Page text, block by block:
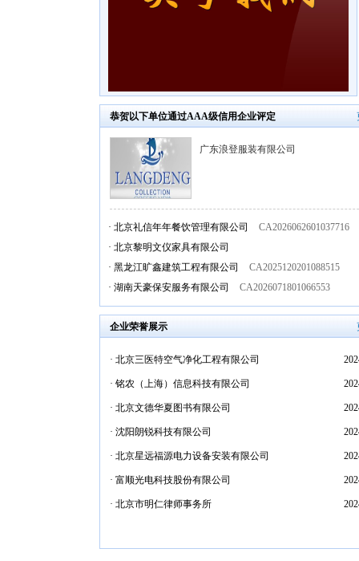
恭贺以下单位通过AAA级信用企业评定
广东浪登服装有限公司
· 北京礼信年年餐饮管理有限公司
CA2026062601037716
· 北京黎明文仪家具有限公司
· 黑龙江旷鑫建筑工程有限公司
CA2025120201088515
· 湖南天豪保安服务有限公司 CA2026071801066553
企业荣誉展示
· 北京三医特空气净化工程有限公司
· 铭农（上海）信息科技有限公司
· 北京文德华夏图书有限公司
· 沈阳朗锐科技有限公司
· 北京星远福源电力设备安装有限公司
· 富顺光电科技股份有限公司
· 北京市明仁律师事务所